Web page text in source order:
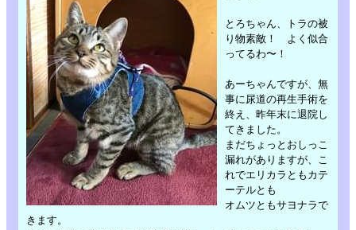
とろちゃん、トラの被
り物素敵！ よく似合
ってるわ〜！
あーちゃんですが、無
事に尿道の再生手術を
終え、昨年末に退院し
てきました。
まだちょっとおしっこ
漏れがありますが、こ
れでエリカラともカテ
ーテルとも
オムツともサヨナラで
きます。